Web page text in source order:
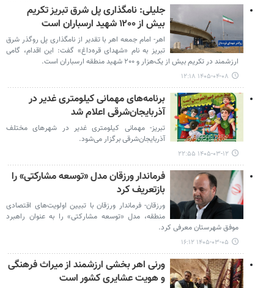
جلیلی: نامگذاری پل شرق تبریز تکریم
بیش از ۱۲۰۰ شهید ارسباران است
اهر- امام جمعه اهر با تقدیر از نامگذاری پل روگذر شرق
تبریز به نام «شهدای قره‌داغ» گفت: این اقدام، گامی
ارزشمند در تکریم بیش از یک‌هزار و ۲۰۰ شهید منطقه ارسباران است.
۱۴۰۵-۰۴-۰۸ ۱۲:۱۸
برنامه‌های مهمانی کیلومتری غدیر در
آذربایجان‌شرقی اعلام شد
تبریز- مهمانی کیلومتری غدیر در شهرهای مختلف
آذربایجان‌شرقی برگزار می‌شود.
۱۴۰۵-۰۳-۱۲ ۲۲:۵۵
فرماندار ورزقان مدل «توسعه مشارکتی» را
بازتعریف کرد
ورزقان- فرماندار ورزقان با تبیین اولویت‌های اقتصادی
منطقه، مدل «توسعه مشارکتی» را به عنوان راهبرد
موفق شهرستان معرفی کرد.
۱۴۰۵-۰۳-۰۵ ۱۶:۱۲
ورنی اهر بخشی ارزشمند از میراث فرهنگی
و هویت عشایری کشور است